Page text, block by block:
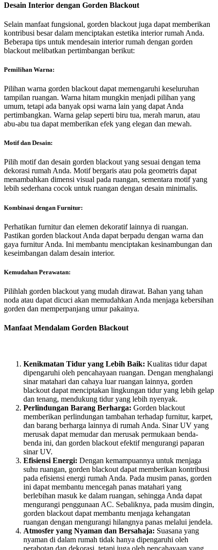
Desain Interior dengan Gorden Blackout
Selain manfaat fungsional, gorden blackout juga dapat memberikan
kontribusi besar dalam menciptakan estetika interior rumah Anda.
Beberapa tips untuk mendesain interior rumah dengan gorden
blackout melibatkan pertimbangan berikut:
Pemilihan Warna:
Pilihan warna gorden blackout dapat memengaruhi keseluruhan
tampilan ruangan. Warna hitam mungkin menjadi pilihan yang
umum, tetapi ada banyak opsi warna lain yang dapat Anda
pertimbangkan. Warna gelap seperti biru tua, merah marun, atau
abu-abu tua dapat memberikan efek yang elegan dan mewah.
Motif dan Desain:
Pilih motif dan desain gorden blackout yang sesuai dengan tema
dekorasi rumah Anda. Motif bergaris atau pola geometris dapat
menambahkan dimensi visual pada ruangan, sementara motif yang
lebih sederhana cocok untuk ruangan dengan desain minimalis.
Kombinasi dengan Furnitur:
Perhatikan furnitur dan elemen dekoratif lainnya di ruangan.
Pastikan gorden blackout Anda dapat berpadu dengan warna dan
gaya furnitur Anda. Ini membantu menciptakan kesinambungan dan
keseimbangan dalam desain interior.
Kemudahan Perawatan:
Pilihlah gorden blackout yang mudah dirawat. Bahan yang tahan
noda atau dapat dicuci akan memudahkan Anda menjaga kebersihan
gorden dan memperpanjang umur pakainya.
Manfaat Mendalam Gorden Blackout
Kenikmatan Tidur yang Lebih Baik: Kualitas tidur dapat
dipengaruhi oleh pencahayaan ruangan. Dengan menghalangi
sinar matahari dan cahaya luar ruangan lainnya, gorden
blackout dapat menciptakan lingkungan tidur yang lebih gelap
dan tenang, mendukung tidur yang lebih nyenyak.
Perlindungan Barang Berharga: Gorden blackout
memberikan perlindungan tambahan terhadap furnitur, karpet,
dan barang berharga lainnya di rumah Anda. Sinar UV yang
merusak dapat memudar dan merusak permukaan benda-
benda ini, dan gorden blackout efektif mengurangi paparan
sinar UV.
Efisiensi Energi: Dengan kemampuannya untuk menjaga
suhu ruangan, gorden blackout dapat memberikan kontribusi
pada efisiensi energi rumah Anda. Pada musim panas, gorden
ini dapat membantu mencegah panas matahari yang
berlebihan masuk ke dalam ruangan, sehingga Anda dapat
mengurangi penggunaan AC. Sebaliknya, pada musim dingin,
gorden blackout dapat membantu menjaga kehangatan
ruangan dengan mengurangi hilangnya panas melalui jendela.
Atmosfer yang Nyaman dan Bersahaja: Suasana yang
nyaman di dalam rumah tidak hanya dipengaruhi oleh
perabotan dan dekorasi, tetapi juga oleh pencahayaan yang